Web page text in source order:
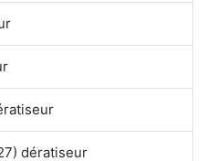
dératiseur